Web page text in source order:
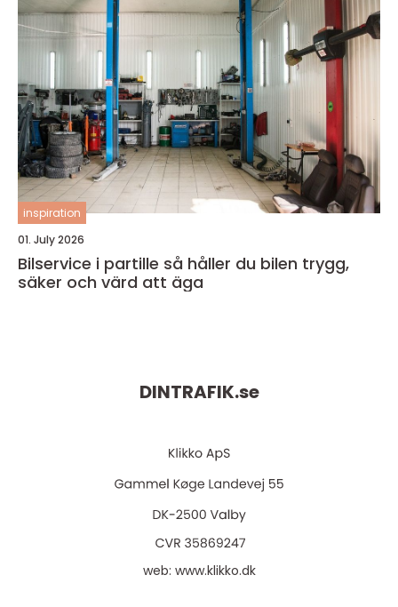
inspiration
01. July 2026
Bilservice i partille så håller du bilen trygg,
säker och värd att äga
DINTRAFIK.se
web: www.klikko.dk